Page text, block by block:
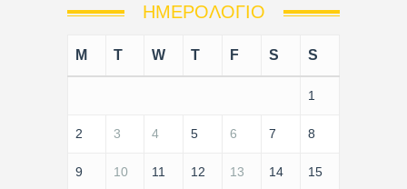
ΗΜΕΡΟΛΌΓΙΟ
M T W T F S S
1
2 3 4 5 6 7 8
9 10 11 12 13 14 15